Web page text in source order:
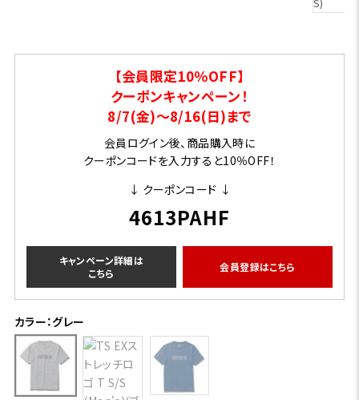
【会員限定10％OFF】
クーポンキャンペーン！
8/7(金)～8/16(日)まで
会員ログイン後、商品購入時に
クーポンコードを入力すると10％OFF！
↓ クーポンコード ↓
4613PAHF
キャンペーン詳細は
こちら
会員登録はこちら
カラー：グレー